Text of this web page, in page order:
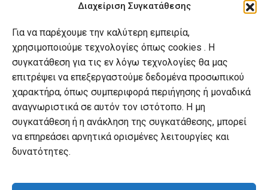
Διαχείριση Συγκατάθεσης
Για να παρέχουμε την καλύτερη εμπειρία,
χρησιμοποιούμε τεχνολογίες όπως cookies . Η
συγκατάθεση για τις εν λόγω τεχνολογίες θα μας
επιτρέψει να επεξεργαστούμε δεδομένα προσωπικού
χαρακτήρα, όπως συμπεριφορά περιήγησης ή μοναδικά
αναγνωριστικά σε αυτόν τον ιστότοπο. Η μη
συγκατάθεση ή η ανάκληση της συγκατάθεσης, μπορεί
να επηρεάσει αρνητικά ορισμένες λειτουργίες και
δυνατότητες.
Πολιτική Cookies
Ο λογαριασμός μου
Ο λογαριασμός μου
Οι παραγγελίες μου
Λίστα επιθυμιών